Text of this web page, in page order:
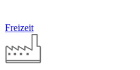
Freizeit